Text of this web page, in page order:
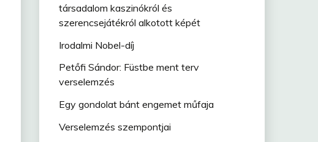
társadalom kaszinókról és
szerencsejátékról alkotott képét
Irodalmi Nobel-díj
Petőfi Sándor: Füstbe ment terv
verselemzés
Egy gondolat bánt engemet műfaja
Verselemzés szempontjai